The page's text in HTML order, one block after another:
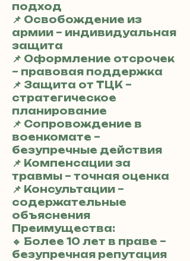
подход
📌 Освобождение из
армии – индивидуальная
защита
📌 Оформление отсрочек
– правовая поддержка
📌 Защита от ТЦК –
стратегическое
планирование
📌 Сопровождение в
военкомате –
безупречные действия
📌 Компенсации за
травмы – точная оценка
📌 Консультации –
содержательные
объяснения
Преимущества:
🔹 Более 10 лет в праве –
безупречная репутация